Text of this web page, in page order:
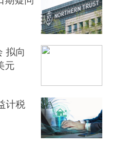
拟向
元
计税